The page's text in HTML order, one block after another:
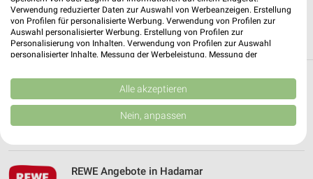
Weitere REWE Geschäfte mit Angeboten in
und um Elz
REWE Angebote in Hadamar
Verwendung reduzierter Daten zur Auswahl von Werbeanzeigen. Erstellung
von Profilen für personalisierte Werbung. Verwendung von Profilen zur
Auswahl personalisierter Werbung. Erstellung von Profilen zur
Personalisierung von Inhalten. Verwendung von Profilen zur Auswahl
personalisierter Inhalte. Messung der Werbeleistung. Messung der
Kombinationen von Daten aus verschiedenen Quellen. Entwicklung und
Verbesserung der Angebote. Verwendung reduzierter Daten zur Auswahl
von Inhalten.
Daten können außerhalb der Europäischen Union weitergegeben und in die
USA gesendet werden.
Website/App.
Partnerliste anzeigen (1 IAB-Anbieter)
Alle akzeptieren
Nein, anpassen